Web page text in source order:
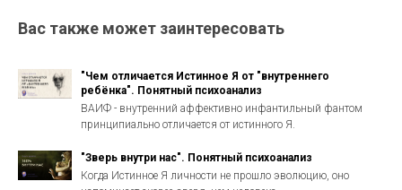
Вас также может заинтересовать
"Чем отличается Истинное Я от "внутреннего
ребёнка". Понятный психоанализ
ВАИФ - внутренний аффективно инфантильный фантом
принципиально отличается от истинного Я.
"Зверь внутри нас". Понятный психоанализ
Когда Истинное Я личности не прошло эволюцию, оно